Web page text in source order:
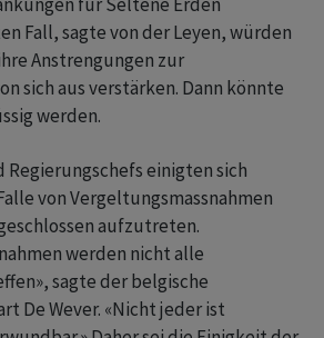
für Seltene Erden
​Fall, sagte von der Leyen, ⁠würden
Anstrengungen zur
sich aus verstärken. ⁠Dann könnte
werden.
Regierungschefs einigten ‌sich
von Vergeltungsmassnahmen
aufzutreten.
werden nicht alle
sagte der belgische
De ‌Wever. «Nicht jeder ist